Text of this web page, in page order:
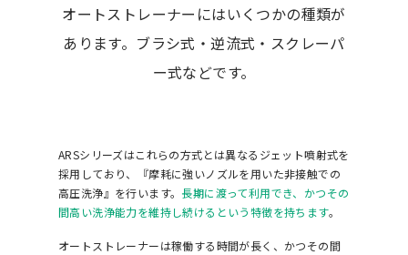
オートストレーナーにはいくつかの種類が
あります。ブラシ式・逆流式・スクレーパ
ー式などです。
ARSシリーズはこれらの方式とは異なるジェット噴射式を
採用しており、『摩耗に強いノズルを用いた非接触での
高圧洗浄』を行います。 長期に渡って利用でき、かつその
間高い洗浄能力を維持し続けるという特徴を持ちます。
オートストレーナーは稼働する時間が長く、かつその間